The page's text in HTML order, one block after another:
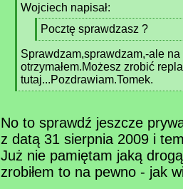
q
Wojciech napisał:
[
q
]
Pocztę sprawdzasz ?
[
/
q
]
Sprawdzam,sprawdzam,-ale
otrzymałem.Możesz zrobić
tutaj...Pozdrawiam.Tomek.
[
q
No to sprawdź jeszcze
z datą 31 sierpnia 2009 i
Już nie pamiętam jaką
zrobiłem to na pewno - jak